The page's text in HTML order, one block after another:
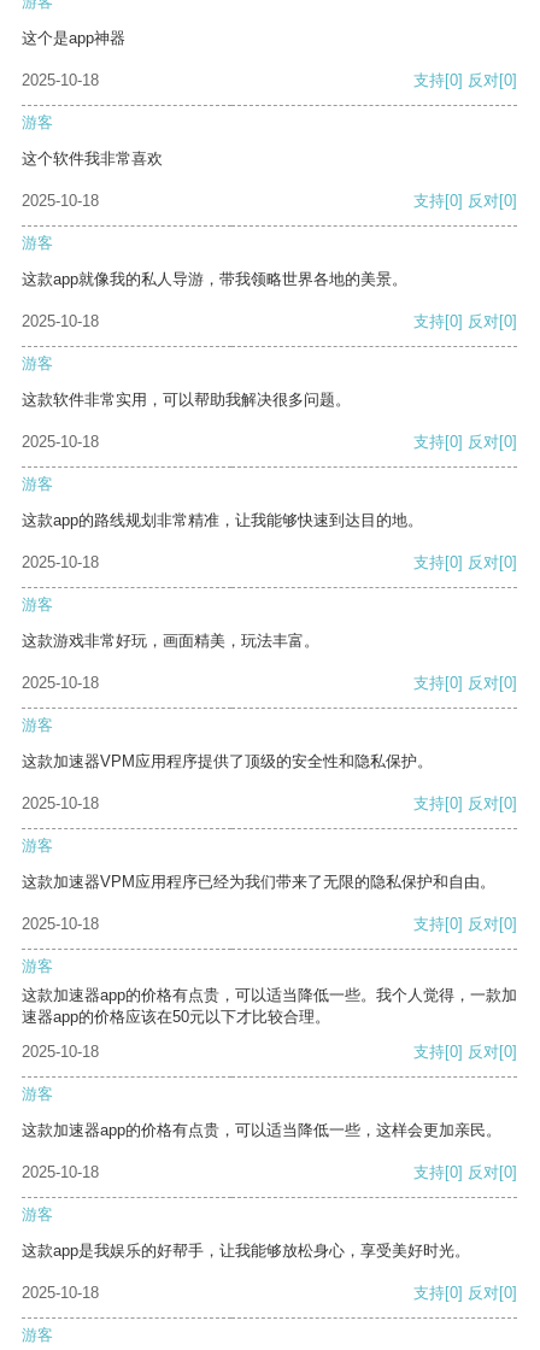
这个是app神器
2025-10-18 支持[0] 反对[0]
游客
这个软件我非常喜欢
2025-10-18 支持[0] 反对[0]
游客
这款app就像我的私人导游，带我领略世界各地的美景。
2025-10-18 支持[0] 反对[0]
游客
这款软件非常实用，可以帮助我解决很多问题。
2025-10-18 支持[0] 反对[0]
游客
这款app的路线规划非常精准，让我能够快速到达目的地。
2025-10-18 支持[0] 反对[0]
游客
这款游戏非常好玩，画面精美，玩法丰富。
2025-10-18 支持[0] 反对[0]
游客
这款加速器VPM应用程序提供了顶级的安全性和隐私保护。
2025-10-18 支持[0] 反对[0]
游客
这款加速器VPM应用程序已经为我们带来了无限的隐私保护和自由。
2025-10-18 支持[0] 反对[0]
游客
这款加速器app的价格有点贵，可以适当降低一些。我个人觉得，一款加
速器app的价格应该在50元以下才比较合理。
2025-10-18
支持[0] 反对[0]
游客
这款加速器app的价格有点贵，可以适当降低一些，这样会更加亲民。
2025-10-18 支持[0] 反对[0]
游客
这款app是我娱乐的好帮手，让我能够放松身心，享受美好时光。
2025-10-18 支持[0] 反对[0]
游客